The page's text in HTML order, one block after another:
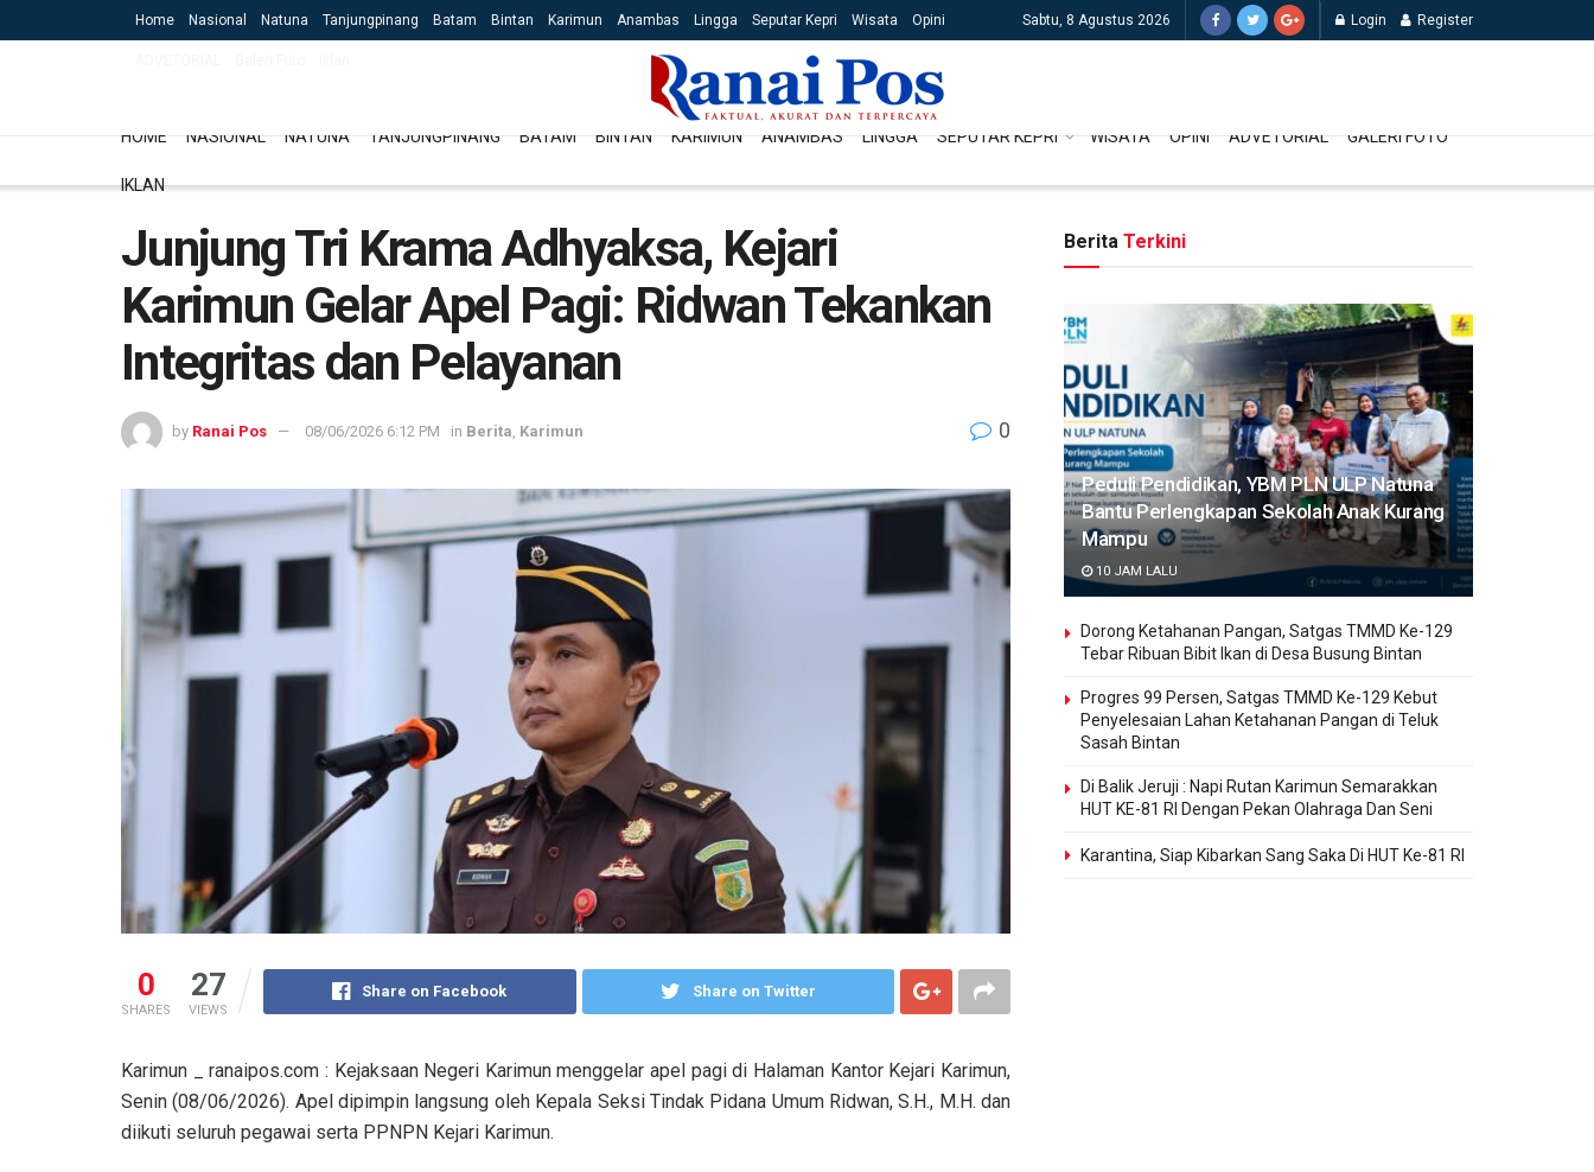
Home Nasional Natuna Tanjungpinang Batam Bintan Karimun Anambas Lingga Seputar Kepri Wisata Opini Sabtu, 8 Agustus 2026 Login Register
HOME NASIONAL NATUNA TANJUNGPINANG BATAM BINTAN KARIMUN ANAMBAS LINGGA SEPUTAR KEPRI WISATA OPINI ADVETORIAL GALERI FOTO
IKLAN
Junjung Tri Krama Adhyaksa, Kejari
Karimun Gelar Apel Pagi: Ridwan Tekankan
Integritas dan Pelayanan
by Ranai Pos 08/06/2026 6:12 PM in Berita Karimun 0
0
SHARES
27
VIEWS
Share on Facebook Share on Twitter
Karimun _ ranaipos.com : Kejaksaan Negeri Karimun menggelar apel pagi di Halaman Kantor Kejari Karimun,
Senin (08/06/2026). Apel dipimpin langsung oleh Kepala Seksi Tindak Pidana Umum Ridwan, S.H., M.H. dan
diikuti seluruh pegawai serta PPNPN Kejari Karimun.
Berita Terkini
Peduli Pendidikan, YBM PLN ULP Natuna
Bantu Perlengkapan Sekolah Anak Kurang
Mampu
10 JAM LALU
Dorong Ketahanan Pangan, Satgas TMMD Ke-129
Tebar Ribuan Bibit Ikan di Desa Busung Bintan
Progres 99 Persen, Satgas TMMD Ke-129 Kebut
Penyelesaian Lahan Ketahanan Pangan di Teluk
Sasah Bintan
Di Balik Jeruji : Napi Rutan Karimun Semarakkan
HUT KE-81 RI Dengan Pekan Olahraga Dan Seni
Karantina, Siap Kibarkan Sang Saka Di HUT Ke-81 RI